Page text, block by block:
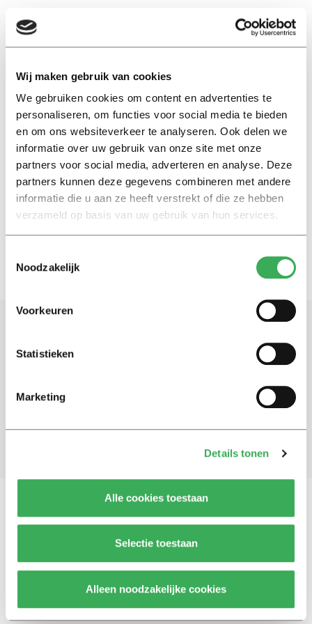
Wij maken gebruik van cookies
We gebruiken cookies om content en advertenties te
personaliseren, om functies voor social media te bieden
en om ons websiteverkeer te analyseren. Ook delen we
informatie over uw gebruik van onze site met onze
partners voor social media, adverteren en analyse. Deze
partners kunnen deze gegevens combineren met andere
informatie die u aan ze heeft verstrekt of die ze hebben
verzameld op basis van uw gebruik van hun services.
Noodzakelijk
Voorkeuren
Statistieken
Marketing
Details tonen
Alle cookies toestaan
Selectie toestaan
Alleen noodzakelijke cookies
EN
Marta
Nieuws
Vrachtwagens met
hulpgoederen Reitse Toren
onderweg naar Oekraïne
10 maart 2022
Blijf op de hoogte. Meld je aan voor de nieuwsbrief van
Aanmelden
Vragen, opmerkingen of tips?
© 2026 -Over ons Disclaimer Adverteren Werken bij Contact